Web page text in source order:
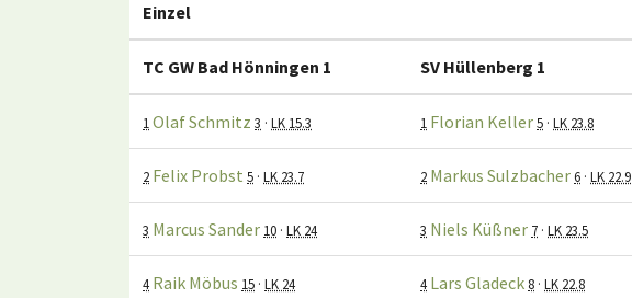
Einzel
TC GW Bad Hönningen 1 SV Hüllenberg 1
1 Olaf Schmitz 3 · LK 15.3 1 Florian Keller5 · LK 23.8
2 Felix Probst 5 · LK 23.7 2 Markus Sulzbacher6 · LK 22.9
3 Marcus Sander 10 · LK 24 3 Niels Küßner 7 · LK 23.5
4 Raik Möbus 15 · LK 24 4 Lars Gladeck 8 · LK 22.8